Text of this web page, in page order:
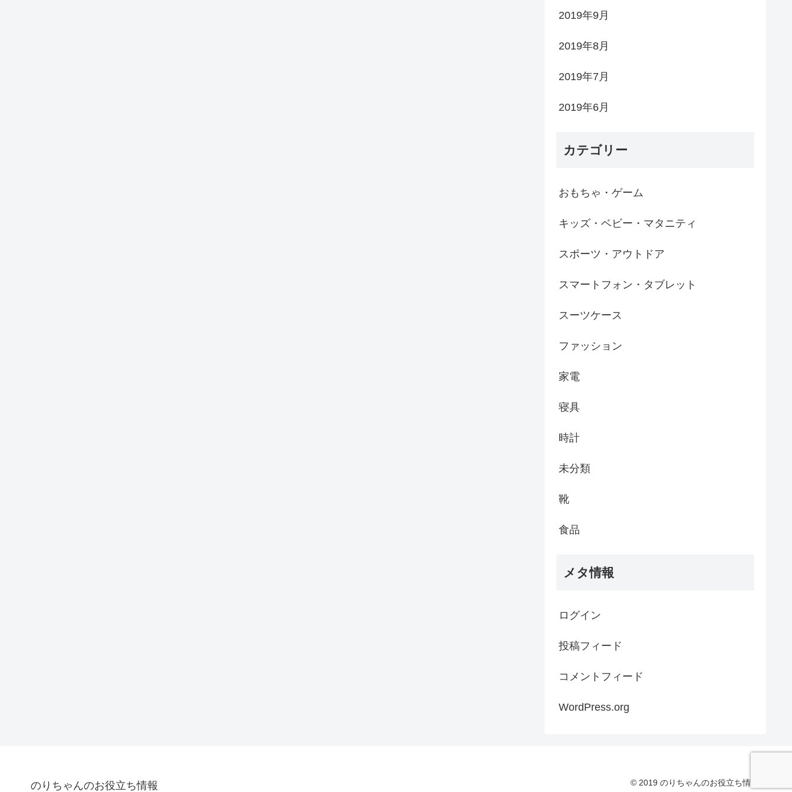
2019年9月
2019年8月
2019年7月
2019年6月
カテゴリー
おもちゃ・ゲーム
キッズ・ベビー・マタニティ
スポーツ・アウトドア
スマートフォン・タブレット
スーツケース
ファッション
家電
寝具
時計
未分類
靴
食品
メタ情報
ログイン
投稿フィード
コメントフィード
WordPress.org
のりちゃんのお役立ち情報 © 2019 のりちゃんのお役立ち情報.